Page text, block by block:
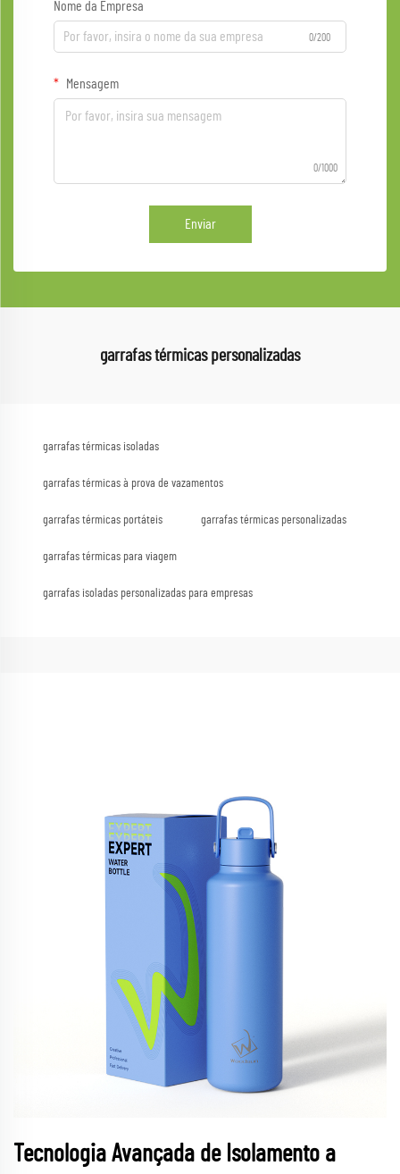
Nome da Empresa
0/200
Mensagem
0/1000
Enviar
garrafas térmicas personalizadas
garrafas térmicas isoladas
garrafas térmicas à prova de vazamentos
garrafas térmicas portáteis garrafas térmicas personalizadas
garrafas térmicas para viagem
garrafas isoladas personalizadas para empresas
Tecnologia Avançada de Isolamento a